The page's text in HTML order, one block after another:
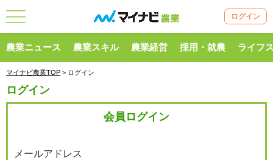
ログイン
農業ニュース 農業スキル 農業経営 採用・就農 ライフ
マイナビ農業TOP > ログイン
ログイン
会員ログイン
メールアドレス